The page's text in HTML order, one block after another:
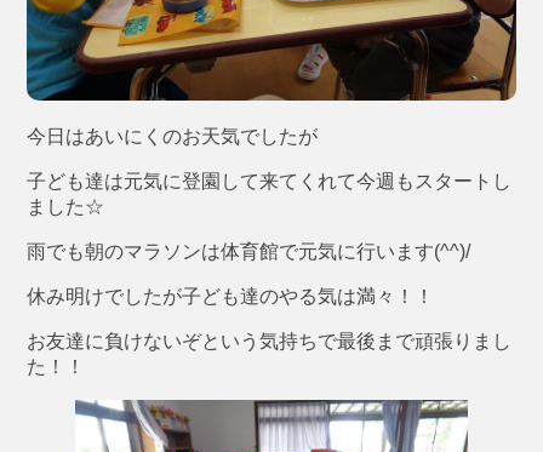
今日はあいにくのお天気でしたが
子ども達は元気に登園して来てくれて今週もスタートし
ました☆
雨でも朝のマラソンは体育館で元気に行います(^^)/
休み明けでしたが子ども達のやる気は満々！！
お友達に負けないぞという気持ちで最後まで頑張りまし
た！！